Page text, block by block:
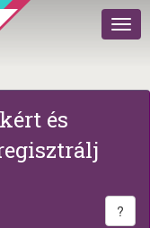
és
?